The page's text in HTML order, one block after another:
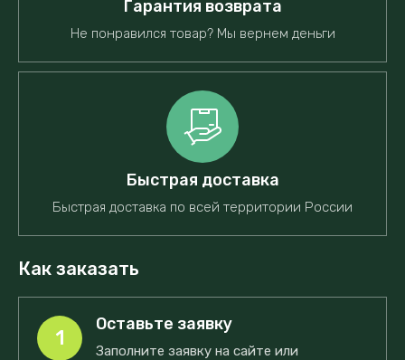
Гарантия возврата
Не понравился товар? Мы вернем деньги
Быстрая доставка
Быстрая доставка по всей территории России
Как заказать
1
Оставьте заявку
Заполните заявку на сайте или